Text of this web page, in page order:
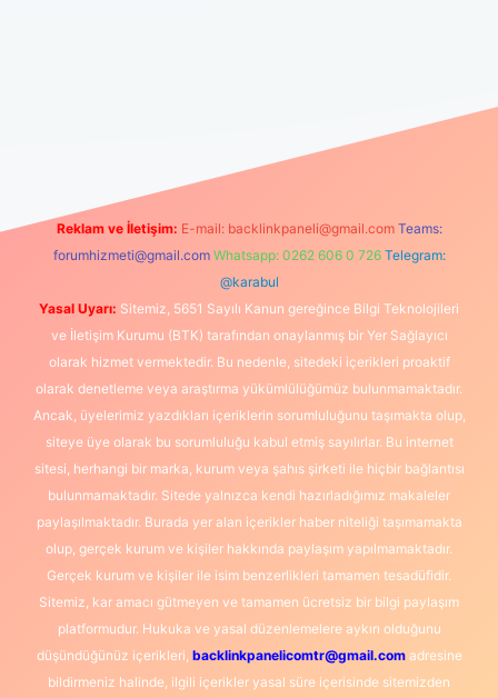
Reklam ve İletişim: E-mail: backlinkpaneli@gmail.com Teams:
forumhizmeti@gmail.com Whatsapp: 0262 606 0 726 Telegram:
@karabul
Yasal Uyarı: Sitemiz, 5651 Sayılı Kanun gereğince Bilgi Teknolojileri
ve İletişim Kurumu (BTK) tarafından onaylanmış bir Yer Sağlayıcı
olarak hizmet vermektedir. Bu nedenle, sitedeki içerikleri proaktif
olarak denetleme veya araştırma yükümlülüğümüz bulunmamaktadır.
Ancak, üyelerimiz yazdıkları içeriklerin sorumluluğunu taşımakta olup,
siteye üye olarak bu sorumluluğu kabul etmiş sayılırlar. Bu internet
sitesi, herhangi bir marka, kurum veya şahıs şirketi ile hiçbir bağlantısı
bulunmamaktadır. Sitede yalnızca kendi hazırladığımız makaleler
paylaşılmaktadır. Burada yer alan içerikler haber niteliği taşımamakta
olup, gerçek kurum ve kişiler hakkında paylaşım yapılmamaktadır.
Gerçek kurum ve kişiler ile isim benzerlikleri tamamen tesadüfidir.
Sitemiz, kar amacı gütmeyen ve tamamen ücretsiz bir bilgi paylaşım
platformudur. Hukuka ve yasal düzenlemelere aykırı olduğunu
düşündüğünüz içerikleri, backlinkpanelicomtr@gmail.comadresine
bildirmeniz halinde, ilgili içerikler yasal süre içerisinde sitemizden